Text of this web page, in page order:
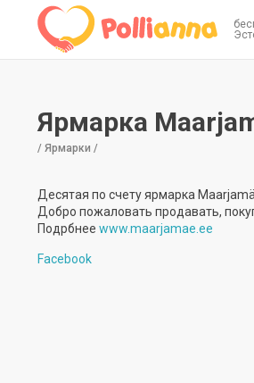
Ярмарка
/ Ярмарки /
Десятая по счету ярмарка
Добро пожаловать продавать,
Подрбнее www.maarjamae.ee
Facebook